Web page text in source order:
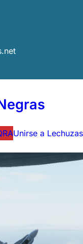
Unirse a Lechuzas